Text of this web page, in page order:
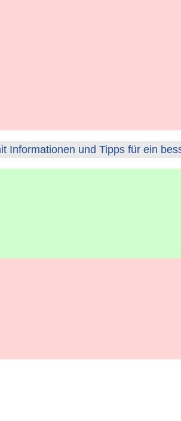
Informationen und Tipps für ein